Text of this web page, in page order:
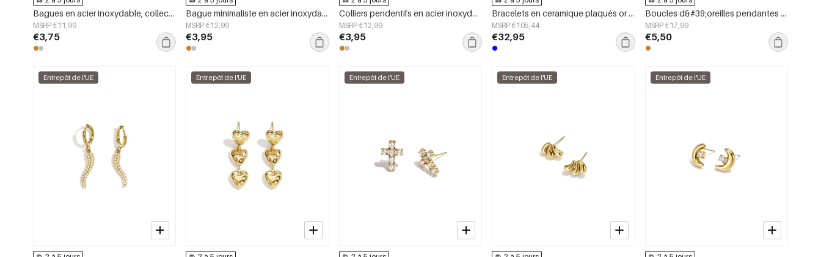
Bagues en acier inoxydable, collection Fleur, bijoux simples pour femmes
MSRP €11,99
€3,75
Bague minimaliste en acier inoxydable, forme elliptique, collection Simple Daily Simple, bijoux pour femmes
MSRP €12,99
€3,95
Colliers pendentifs en acier inoxydable en forme de cœur, collection Daily Simple, bijoux pour femmes
MSRP €12,99
€3,95
Bracelets en céramique plaqués or 14 carats, collection ethnique florale, style vacances/plage, bijoux pour femmes
MSRP €105,44
€32,95
Boucles d&#39;oreilles pendantes en acier inoxydable en forme de cœur, collection Simple Daily Simple, bijoux pour femmes
MSRP €17,99
€5,50
Entrepôt de l'UE Entrepôt de l'UE Entrepôt de l'UE Entrepôt de l'UE Entrepôt de l'UE